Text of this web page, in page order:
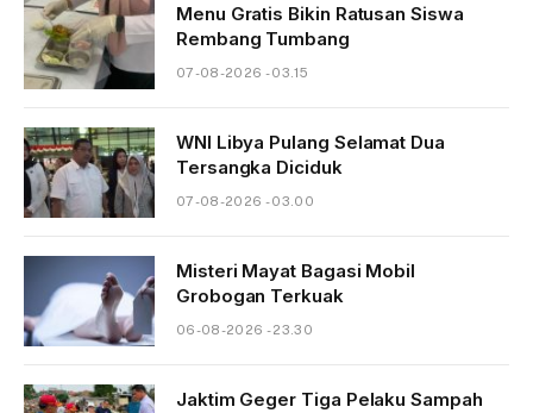
Menu Gratis Bikin Ratusan Siswa
Rembang Tumbang
07-08-2026 - 03.15
WNI Libya Pulang Selamat Dua
Tersangka Diciduk
07-08-2026 - 03.00
Misteri Mayat Bagasi Mobil
Grobogan Terkuak
06-08-2026 - 23.30
Jaktim Geger Tiga Pelaku Sampah